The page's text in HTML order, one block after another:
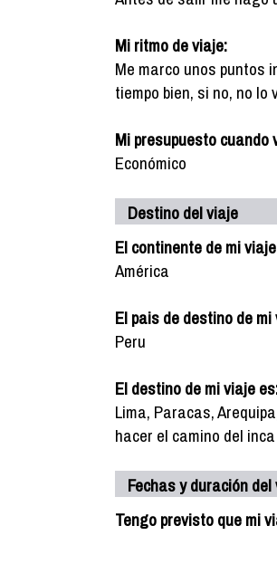
Mi ritmo de viaje:
Me marco unos puntos
tiempo bien, si no, no
Mi presupuesto cuando
Económico
Destino del viaje
El continente de mi
América
El pais de destino de
Peru
El destino de mi viaje
Lima, Paracas,
hacer el camino del
Fechas y duración
Tengo previsto que mi